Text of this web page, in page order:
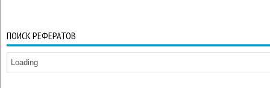
ПОИСК РЕФЕРАТОВ
Loading